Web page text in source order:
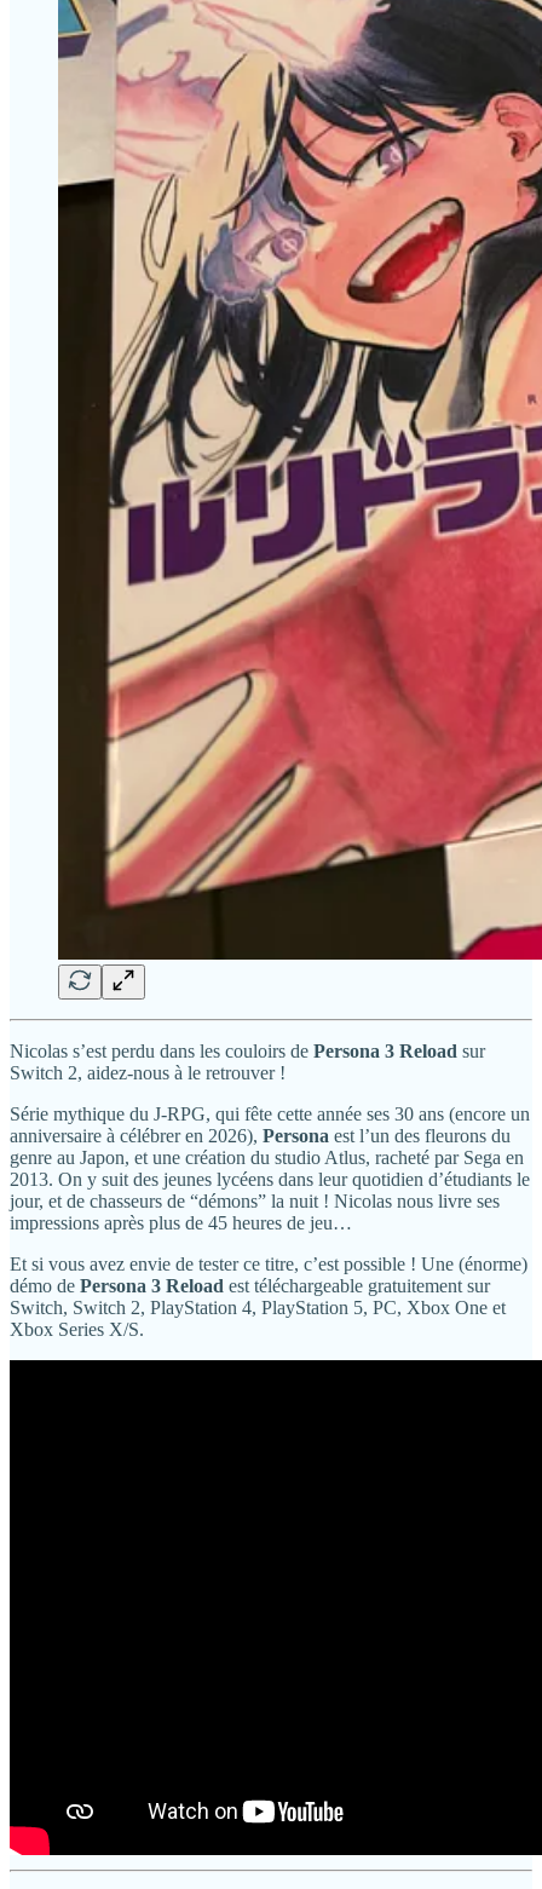
Nicolas s’est perdu dans les couloirs de Persona 3 Reload sur
Switch 2, aidez-nous à le retrouver !
Série mythique du J-RPG, qui fête cette année ses 30 ans (encore un
anniversaire à célébrer en 2026), Persona est l’un des fleurons du
genre au Japon, et une création du studio Atlus, racheté par Sega en
2013. On y suit des jeunes lycéens dans leur quotidien d’étudiants le
jour, et de chasseurs de “démons” la nuit ! Nicolas nous livre ses
impressions après plus de 45 heures de jeu…
Et si vous avez envie de tester ce titre, c’est possible ! Une (énorme)
démo de Persona 3 Reload est téléchargeable gratuitement sur
Switch, Switch 2, PlayStation 4, PlayStation 5, PC, Xbox One et
Xbox Series X/S.